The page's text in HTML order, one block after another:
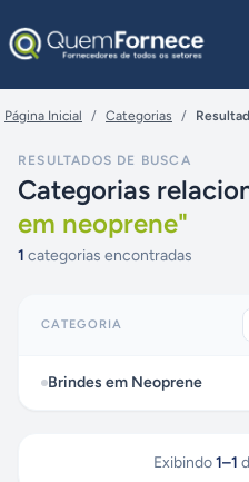
Página Inicial / Categorias /
RESULTADOS DE BUSCA
Categorias
em neoprene"
1 categorias encontradas
CATEGORIA
Brindes em Neoprene
Exibindo 1–1